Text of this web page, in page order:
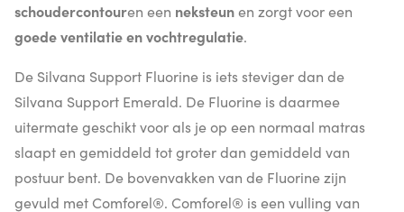
schoudercontouren een neksteunen zorgt voor een
goede ventilatie en vochtregulatie.
De Silvana Support Fluorine is iets steviger dan de
Silvana Support Emerald. De Fluorine is daarmee
uitermate geschikt voor als je op een normaal matras
slaapt en gemiddeld tot groter dan gemiddeld van
postuur bent. De bovenvakken van de Fluorine zijn
gevuld met Comforel®. Comforel® is een vulling van